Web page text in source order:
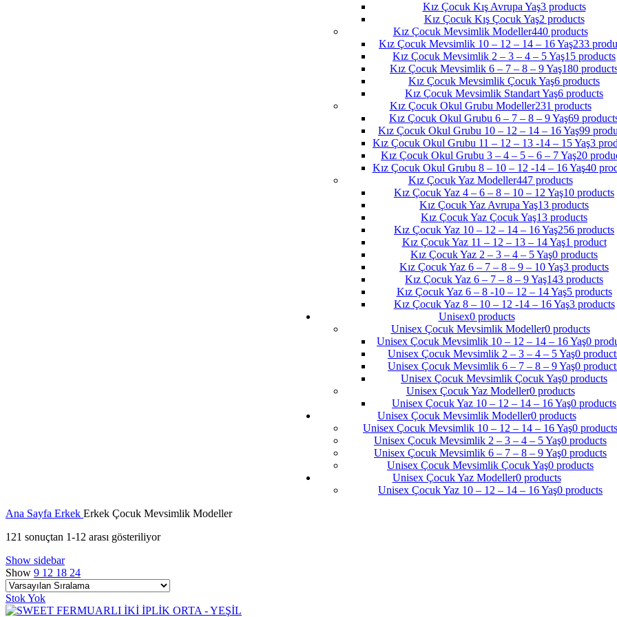
Kız Çocuk Kış Avrupa Yaş3 products
Kız Çocuk Kış Çocuk Yaş2 products
Kız Çocuk Mevsimlik Modeller440 products
Kız Çocuk Mevsimlik 10 – 12 – 14 – 16 Yaş233
Kız Çocuk Mevsimlik 2 – 3 – 4 – 5 Yaş15 products
Kız Çocuk Mevsimlik 6 – 7 – 8 – 9 Yaş180
Kız Çocuk Mevsimlik Çocuk Yaş6 products
Kız Çocuk Mevsimlik Standart Yaş6 products
Kız Çocuk Okul Grubu Modeller231 products
Kız Çocuk Okul Grubu 6 – 7 – 8 – 9 Yaş69
Kız Çocuk Okul Grubu 10 – 12 – 14 – 16 Yaş99
Kız Çocuk Okul Grubu 11 – 12 – 13 -14 – 15 Yaş3
Kız Çocuk Okul Grubu 3 – 4 – 5 – 6 – 7 Yaş20
Kız Çocuk Okul Grubu 8 – 10 – 12 -14 – 16 Yaş40
Kız Çocuk Yaz Modeller447 products
Kız Çocuk Yaz 4 – 6 – 8 – 10 – 12 Yaş10 products
Kız Çocuk Yaz Avrupa Yaş13 products
Kız Çocuk Yaz Çocuk Yaş13 products
Kız Çocuk Yaz 10 – 12 – 14 – 16 Yaş256 products
Kız Çocuk Yaz 11 – 12 – 13 – 14 Yaş1 product
Kız Çocuk Yaz 2 – 3 – 4 – 5 Yaş0 products
Kız Çocuk Yaz 6 – 7 – 8 – 9 – 10 Yaş3 products
Kız Çocuk Yaz 6 – 7 – 8 – 9 Yaş143 products
Kız Çocuk Yaz 6 – 8 -10 – 12 – 14 Yaş5 products
Kız Çocuk Yaz 8 – 10 – 12 -14 – 16 Yaş3 products
Unisex0 products
Unisex Çocuk Mevsimlik Modeller0 products
Unisex Çocuk Mevsimlik 10 – 12 – 14 – 16 Yaş0
Unisex Çocuk Mevsimlik 2 – 3 – 4 – 5 Yaş0
Unisex Çocuk Mevsimlik 6 – 7 – 8 – 9 Yaş0
Unisex Çocuk Mevsimlik Çocuk Yaş0 products
Unisex Çocuk Yaz Modeller0 products
Unisex Çocuk Yaz 10 – 12 – 14 – 16 Yaş0 products
Unisex Çocuk Mevsimlik Modeller0 products
Unisex Çocuk Mevsimlik 10 – 12 – 14 – 16 Yaş0 products
Unisex Çocuk Mevsimlik 2 – 3 – 4 – 5 Yaş0 products
Unisex Çocuk Mevsimlik 6 – 7 – 8 – 9 Yaş0 products
Unisex Çocuk Mevsimlik Çocuk Yaş0 products
Unisex Çocuk Yaz Modeller0 products
Unisex Çocuk Yaz 10 – 12 – 14 – 16 Yaş0 products
Ana Sayfa Erkek Erkek Çocuk Mevsimlik Modeller
121 sonuçtan 1-12 arası gösteriliyor
Show sidebar
Show 9 12 18 24
Stok Yok